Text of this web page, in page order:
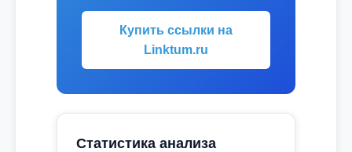
Купить ссылки на
Linktum.ru
Статистика анализа